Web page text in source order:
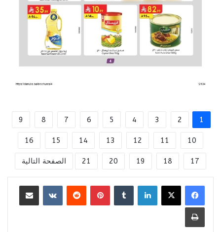
1
2
3
4
5
6
7
8
9
10
11
12
13
14
15
16
17
18
19
20
21 الصفحة التالية
لينكدإن بينتيريست مشاركة عبر البريد
طباعة